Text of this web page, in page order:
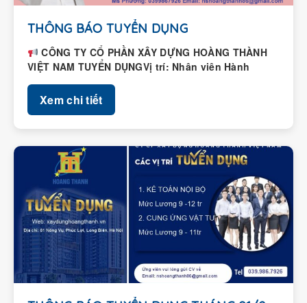
THÔNG BÁO TUYỂN DỤNG
CÔNG TY CỔ PHẦN XÂY DỰNG HOÀNG THÀNH
VIỆT NAM TUYỂN DỤNGVị trí: Nhân viên Hành
chính – Nhân...
Xem chi tiết
THÔNG BÁO TUYỂN DỤNG THÁNG 01/2026